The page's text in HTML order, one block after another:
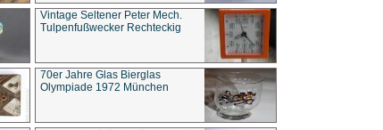
Vintage Seltener Peter Mech.
Tulpenfußwecker Rechteckig
70er Jahre Glas Bierglas
Olympiade 1972 München